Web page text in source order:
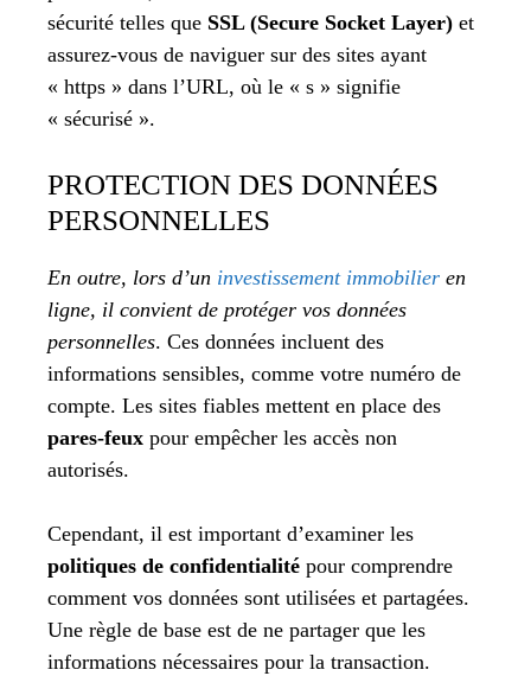
sécurité telles que SSL (Secure Socket Layer) et
assurez-vous de naviguer sur des sites ayant
« https » dans l’URL, où le « s » signifie
« sécurisé ».
PROTECTION DES DONNÉES
PERSONNELLES
En outre, lors d’un investissement immobilier en
ligne, il convient de protéger vos données
personnelles. Ces données incluent des
informations sensibles, comme votre numéro de
compte. Les sites fiables mettent en place des
pares-feux pour empêcher les accès non
autorisés.
Cependant, il est important d’examiner les
politiques de confidentialité pour comprendre
comment vos données sont utilisées et partagées.
Une règle de base est de ne partager que les
informations nécessaires pour la transaction.